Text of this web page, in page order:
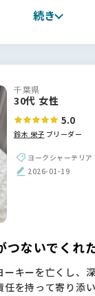
ーキー」を育てて
う大きな安心感
犬舎を訪ねるのは
信頼できる方に出
「犬質の良さ」
だと実感しました
て色々なサイト
のか判断に迷う
況が変わり、乱繁
ばいいのか悩む
安を解消してくれ
ト内で取材記事や
続き
千葉県
30代 女性
5.0
鈴木 栄子 ブリーダー
ヨークシャーテリア
2026-01-19
つないでくれ
キーを亡くし、
任を持って寄り添